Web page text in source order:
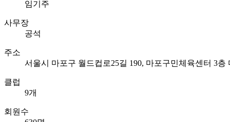
임기주
사무장
공석
주소
서울시 마포구 월드컵로25길 190, 마포구민체육센터 3층
클럽
9개
회원수